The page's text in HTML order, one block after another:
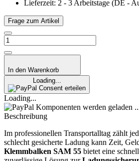
Lieferzeit: 2 - 3 Arbeitstage (DE -
Frage zum Artikel
In den Warenkorb
Loading...
Consent erteilen
Loading...
Komponenten werden geladen
Beschreibung
Im professionellen Transportalltag zählt
schlecht gesicherte Ladung kann Zeit,
Klemmbalken SAM 55 bietet eine